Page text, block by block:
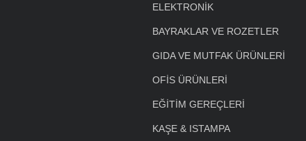
ELEKTRONİK
BAYRAKLAR VE ROZETLER
GIDA VE MUTFAK ÜRÜNLERİ
OFİS ÜRÜNLERİ
EĞİTİM GEREÇLERİ
KAŞE & ISTAMPA